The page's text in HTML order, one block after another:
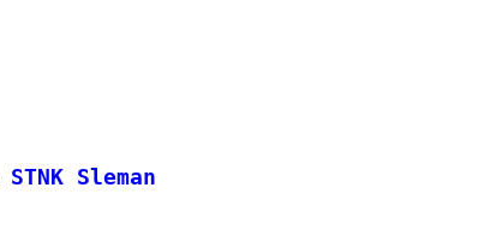
Sleman